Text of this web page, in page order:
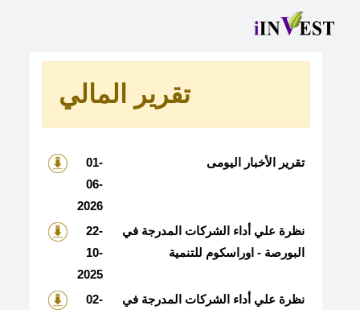
تقرير المالي
01-
06-
2026
تقرير الأخبار اليومى
22-
10-
2025
نظرة علي أداء الشركات المدرجة في
البورصة - اوراسكوم للتنمية
02-
نظرة علي أداء الشركات المدرجة في